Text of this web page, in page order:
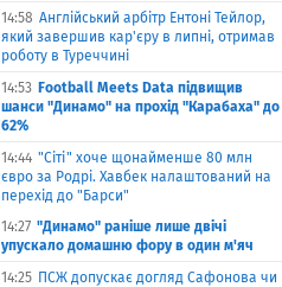
14:58 Англійський арбітр Ентоні Тейлор,
який завершив кар'єру в липні, отримав
роботу в Туреччині
14:53 Football Meets Data підвищив
шанси "Динамо" на прохід "Карабаха" до
62%
14:44 "Сіті" хоче щонайменше 80 млн
євро за Родрі. Хавбек налаштований на
перехід до "Барси"
14:27 "Динамо" раніше лише двічі
упускало домашню фору в один м'яч
14:25 ПСЖ допускає догляд Сафонова чи